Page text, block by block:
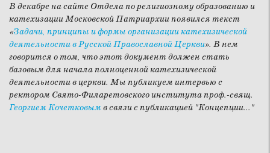
В декабре на сайте Отдела по религиозному образованию и
катехизации Московской Патриархии появился текст
«Задачи, принципы и формы организации катехизической
деятельности в Русской Православной Церкви». В нем
говорится о том, что этот документ должен стать
базовым для начала полноценной катехизической
деятельности в церкви. Мы публикуем интервью с
ректором Свято-Филаретовского института проф.-свящ.
Георгием Кочетковым в связи с публикацией "Концепции..."